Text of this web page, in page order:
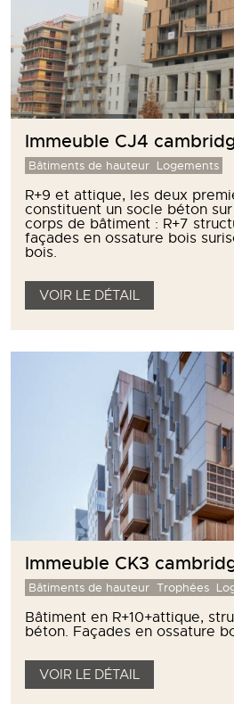
Immeuble CJ4
Bâtiments de hauteur Logements
R+9 et attique, les deux
constituent un socle béton
corps de bâtiment : R+7
façades en ossature bois
bois.
VOIR LE DÉTAIL
Immeuble CK3
Bâtiments de hauteur Trophées
Bâtiment en R+10+attique,
béton. Façades en ossature
VOIR LE DÉTAIL